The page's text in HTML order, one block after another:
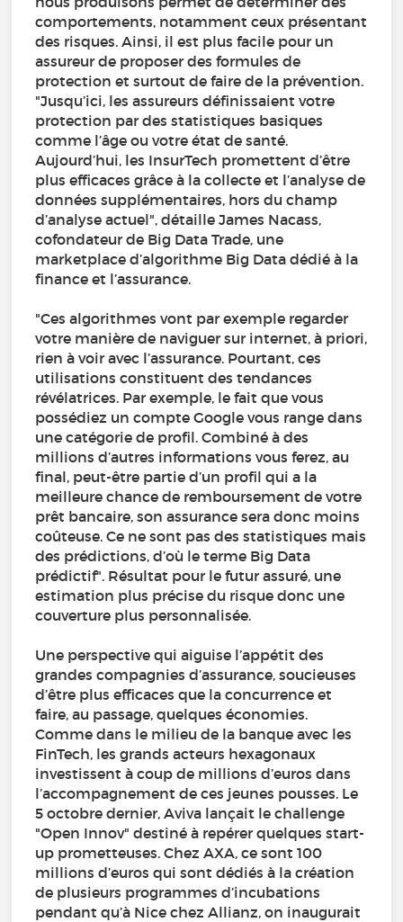
comportements, notamment ceux présentant
des risques. Ainsi, il est plus facile pour un
assureur de proposer des formules de
protection et surtout de faire de la prévention.
"Jusqu’ici, les assureurs définissaient votre
protection par des statistiques basiques
comme l’âge ou votre état de santé.
Aujourd’hui, les InsurTech promettent d’être
plus efficaces grâce à la collecte et l’analyse de
données supplémentaires, hors du champ
d’analyse actuel", détaille James Nacass,
cofondateur de Big Data Trade, une
marketplace d’algorithme Big Data dédié à la
finance et l’assurance.
"Ces algorithmes vont par exemple regarder
votre manière de naviguer sur internet, à priori,
rien à voir avec l’assurance. Pourtant, ces
utilisations constituent des tendances
révélatrices. Par exemple, le fait que vous
possédiez un compte Google vous range dans
une catégorie de profil. Combiné à des
millions d’autres informations vous ferez, au
final, peut-être partie d’un profil qui a la
meilleure chance de remboursement de votre
prêt bancaire, son assurance sera donc moins
coûteuse. Ce ne sont pas des statistiques mais
des prédictions, d’où le terme Big Data
prédictif". Résultat pour le futur assuré, une
estimation plus précise du risque donc une
couverture plus personnalisée.
Une perspective qui aiguise l’appétit des
grandes compagnies d’assurance, soucieuses
d’être plus efficaces que la concurrence et
faire, au passage, quelques économies.
Comme dans le milieu de la banque avec les
FinTech, les grands acteurs hexagonaux
investissent à coup de millions d’euros dans
l’accompagnement de ces jeunes pousses. Le
5 octobre dernier, Aviva lançait le challenge
"Open Innov" destiné à repérer quelques start-
up prometteuses. Chez AXA, ce sont 100
millions d’euros qui sont dédiés à la création
de plusieurs programmes d’incubations
pendant qu’à Nice chez Allianz, on inaugurait